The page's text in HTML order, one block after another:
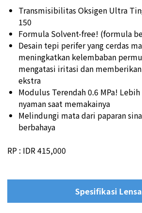
Transmisibilitas Oksigen Ultra
150
Formula Solvent-free! (formula
Desain tepi perifer yang cerdas
meningkatkan kelembaban
mengatasi iritasi dan
ekstra
Modulus Terendah 0.6 MPa!
nyaman saat memakainya
Melindungi mata dari paparan
berbahaya
RP : IDR 415,000
Spesifikasi Lensa